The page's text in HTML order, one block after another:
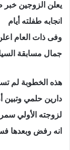
انجابه طفلته أيام
وفى ذات العام
جمال مسابقة
هذه الخطوبة لم
دارين حلمي
لزوجته الأولي
انه رفض وبعدها